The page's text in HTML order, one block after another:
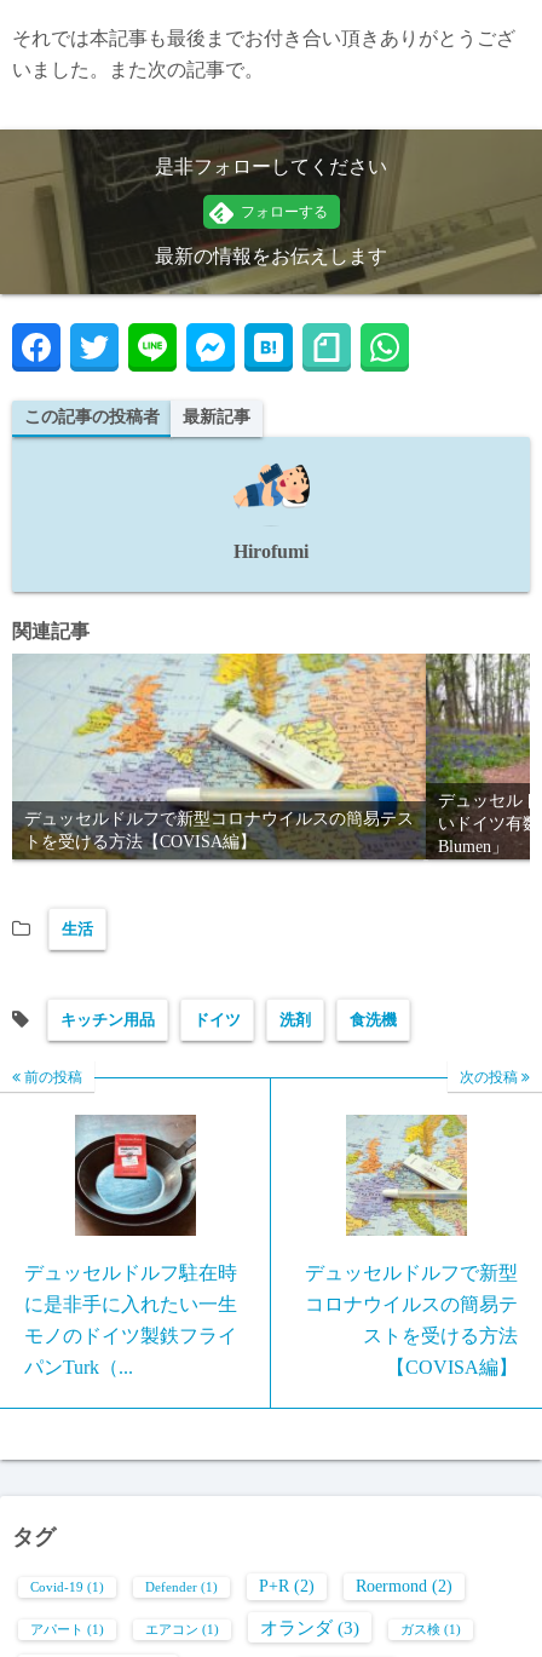
それでは本記事も最後までお付き合い頂きありがとうござ
いました。また次の記事で。
是非フォローしてください
最新の情報をお伝えします
この記事の投稿者 最新記事
Hirofumi
関連記事
デュッセルドルフで新型コロナウイルスの簡易テス
トを受ける方法【COVISA編】
デュッセル
いドイツ有
Blumen」
生活
キッチン用品 ドイツ 洗剤 食洗機
前の投稿
デュッセルドルフ駐在時
に是非手に入れたい一生
モノのドイツ製鉄フライ
パンTurk（...
次の投稿
デュッセルドルフで新型
コロナウイルスの簡易テ
ストを受ける方法
【COVISA編】
タグ
Covid-19 (1) Defender (1) P+R(2) Roermond (2)
アパート (1) エアコン (1) オランダ(3) ガス検 (1)